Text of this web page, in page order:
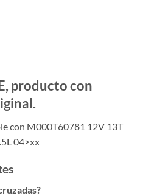
producto con
con M000T60781 12V 13T
04>xx